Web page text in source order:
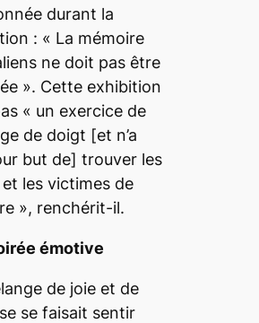
durant la
: « La mémoire
ne doit pas être
». Cette exhibition
« un exercice de
de doigt [et n’a
but de] trouver les
les victimes de
», renchérit-il.
émotive
de joie et de
se faisait sentir